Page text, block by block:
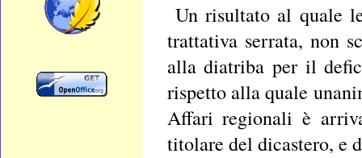
Un risultato al quale
trattativa serrata, non
alla diatriba per il
rispetto alla quale
Affari regionali è
titolare del dicastero, e